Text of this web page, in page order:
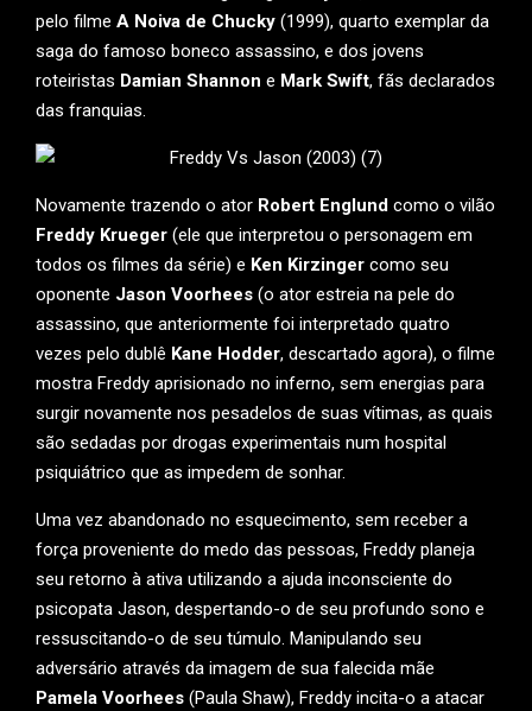
pelo filme A Noiva de Chucky (1999), quarto exemplar da
saga do famoso boneco assassino, e dos jovens
roteiristas Damian Shannon e Mark Swift, fãs declarados
das franquias.
Novamente trazendo o ator Robert Englund como o vilão
Freddy Krueger (ele que interpretou o personagem em
todos os filmes da série) e Ken Kirzinger como seu
oponente Jason Voorhees (o ator estreia na pele do
assassino, que anteriormente foi interpretado quatro
vezes pelo dublê Kane Hodder, descartado agora), o filme
mostra Freddy aprisionado no inferno, sem energias para
surgir novamente nos pesadelos de suas vítimas, as quais
são sedadas por drogas experimentais num hospital
psiquiátrico que as impedem de sonhar.
Uma vez abandonado no esquecimento, sem receber a
força proveniente do medo das pessoas, Freddy planeja
seu retorno à ativa utilizando a ajuda inconsciente do
psicopata Jason, despertando-o de seu profundo sono e
ressuscitando-o de seu túmulo. Manipulando seu
adversário através da imagem de sua falecida mãe
Pamela Voorhees (Paula Shaw), Freddy incita-o a atacar